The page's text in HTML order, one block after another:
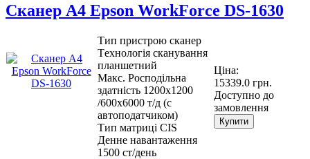
Сканер A4 Epson WorkForce DS-1630
Тип пристрою сканер
Tехнологія сканування
планшетний
Макс. Росподільна
здатність 1200x1200
/600х6000 т/д (с
автоподатчиком)
Тип матриці CIS
Денне навантаження
1500 ст/день
Ціна:
15339.0 грн.
Доступно до
замовлення
Купити